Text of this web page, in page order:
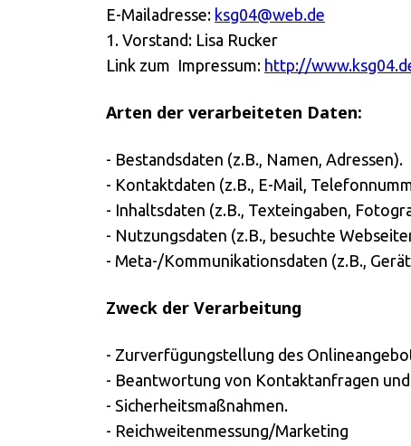
E-Mailadresse: ksg04@web.de
1. Vorstand: Lisa Rucker
Link zum Impressum: http://
Arten der verarbeiteten Daten:
- Bestandsdaten (z.B., Namen, Adressen).
- Kontaktdaten (z.B., E-Mail,
- Inhaltsdaten (z.B., Texteingaben,
- Nutzungsdaten (z.B., besuchte
- Meta-/Kommunikationsdaten (z.B.,
Zweck der Verarbeitung
- Zurverfügungstellung des
- Beantwortung von Kontaktanfragen
- Sicherheitsmaßnahmen.
- Reichweitenmessung/Marketing